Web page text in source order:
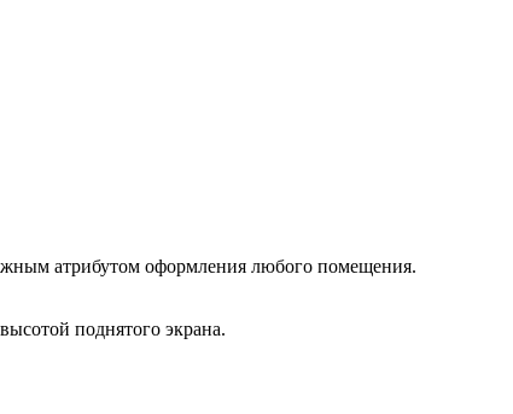
атрибутом оформления любого помещения.
поднятого экрана.